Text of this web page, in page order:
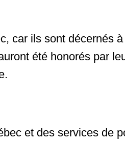
car ils sont décernés
été honorés par
et des services de